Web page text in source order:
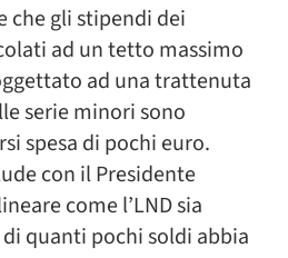
che gli stipendi dei
ad un tetto massimo
ad una trattenuta
serie minori sono
spesa di pochi euro.
con il Presidente
come l’LND sia
quanti pochi soldi abbia